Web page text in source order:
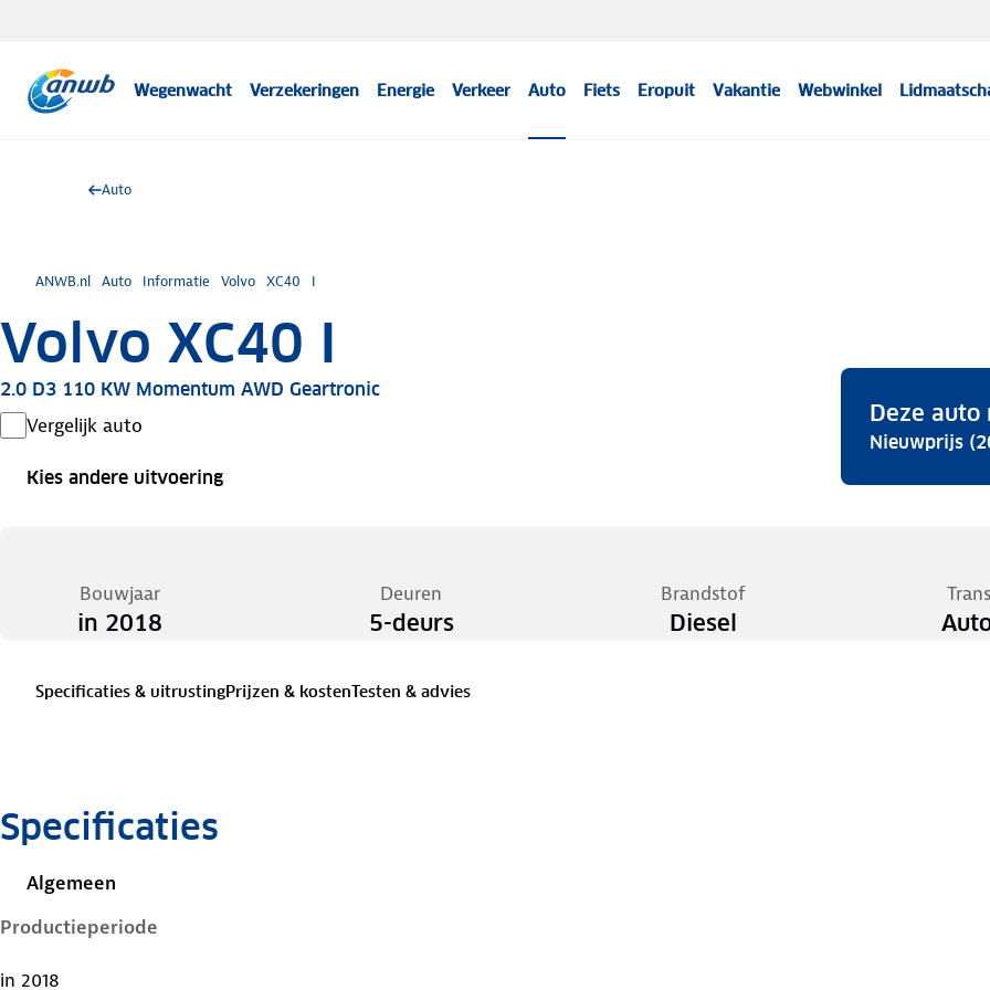
Wegenwacht Verzekeringen Energie Verkeer Auto Fiets Eropuit Vakantie Webwinkel
Auto
ANWB.nl Auto Informatie Volvo XC40 I
Volvo XC40 I
2.0 D3 110 KW Momentum AWD Geartronic
Vergelijk auto
Kies andere uitvoering
Deze auto
Nieuwprijs
Bouwjaar
in 2018
Deuren
5-deurs
Brandstof
Diesel
Specificaties & uitrustingPrijzen & kostenTesten & advies
Specificaties
Algemeen
Productieperiode
in 2018